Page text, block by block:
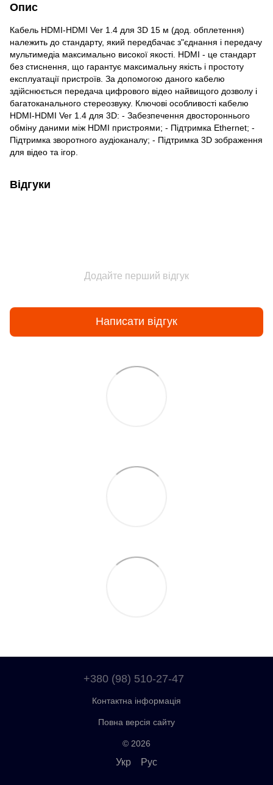
Опис
Кабель HDMI-HDMI Ver 1.4 для 3D 15 м (дод. обплетення)
належить до стандарту, який передбачає з"єднання і передачу
мультимедіа максимально високої якості. HDMI - це стандарт
без стиснення, що гарантує максимальну якість і простоту
експлуатації пристроїв. За допомогою даного кабелю
здійснюється передача цифрового відео найвищого дозволу і
багатоканального стереозвуку. Ключові особливості кабелю
HDMI-HDMI Ver 1.4 для 3D: - Забезпечення двостороннього
обміну даними між HDMI пристроями; - Підтримка Ethernet; -
Підтримка зворотного аудіоканалу; - Підтримка 3D зображення
для відео та ігор.
Відгуки
Додайте перший відгук
Написати відгук
+380 (98) 510-27-47
Контактна інформація
Повна версія сайту
© 2026
Укр Рус